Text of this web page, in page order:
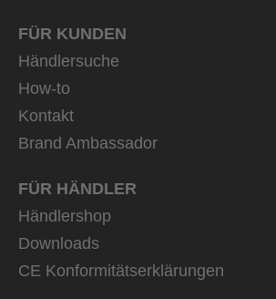
FÜR KUNDEN
Händlersuche
How-to
Kontakt
Brand Ambassador
FÜR HÄNDLER
Händlershop
Downloads
CE Konformitätserklärungen